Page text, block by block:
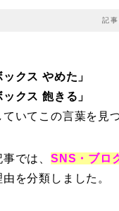
記
ックス やめた」
ックス 飽きる」
いてこの言葉を見
では、 SNS・ブロ
を分類しました。